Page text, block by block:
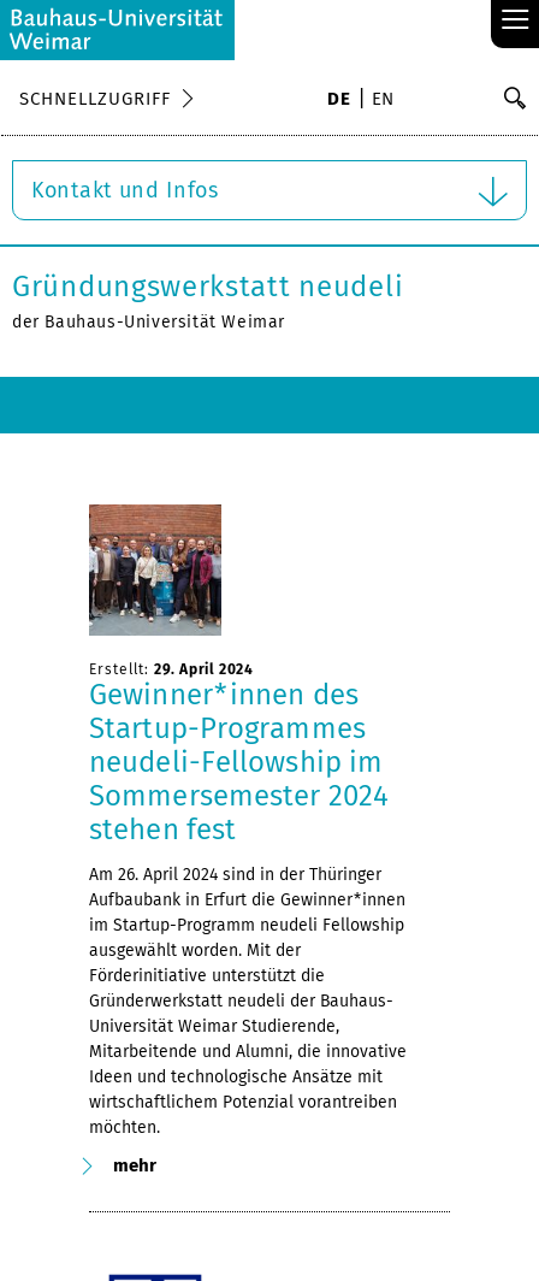
≡
SCHNELLZUGRIFF DE EN
Kontakt und Infos
Gründungswerkstatt neudeli
der Bauhaus-Universität Weimar
Erstellt: 29. April 2024
Gewinner*innen des
Startup-Programmes
neudeli-Fellowship im
Sommersemester 2024
stehen fest
Am 26. April 2024 sind in der Thüringer
Aufbaubank in Erfurt die Gewinner*innen
im Startup-Programm neudeli Fellowship
ausgewählt worden. Mit der
Förderinitiative unterstützt die
Gründerwerkstatt neudeli der Bauhaus-
Universität Weimar Studierende,
Mitarbeitende und Alumni, die innovative
Ideen und technologische Ansätze mit
wirtschaftlichem Potenzial vorantreiben
möchten.
mehr